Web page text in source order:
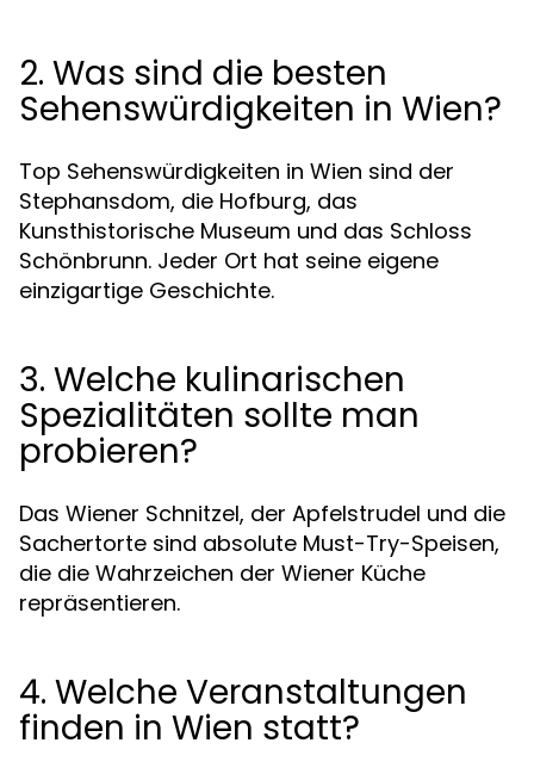
2. Was sind die besten
Sehenswürdigkeiten in Wien?
Top Sehenswürdigkeiten in Wien sind der
Stephansdom, die Hofburg, das
Kunsthistorische Museum und das Schloss
Schönbrunn. Jeder Ort hat seine eigene
einzigartige Geschichte.
3. Welche kulinarischen
Spezialitäten sollte man
probieren?
Das Wiener Schnitzel, der Apfelstrudel und die
Sachertorte sind absolute Must-Try-Speisen,
die die Wahrzeichen der Wiener Küche
repräsentieren.
4. Welche Veranstaltungen
finden in Wien statt?